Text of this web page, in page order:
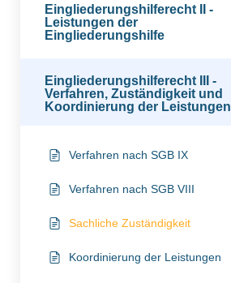
Eingliederungshilferecht II -
Leistungen der
Eingliederungshilfe
Eingliederungshilferecht III -
Verfahren, Zuständigkeit und
Koordinierung der Leistungen
Verfahren nach SGB IX
Verfahren nach SGB VIII
Sachliche Zuständigkeit
Koordinierung der Leistungen